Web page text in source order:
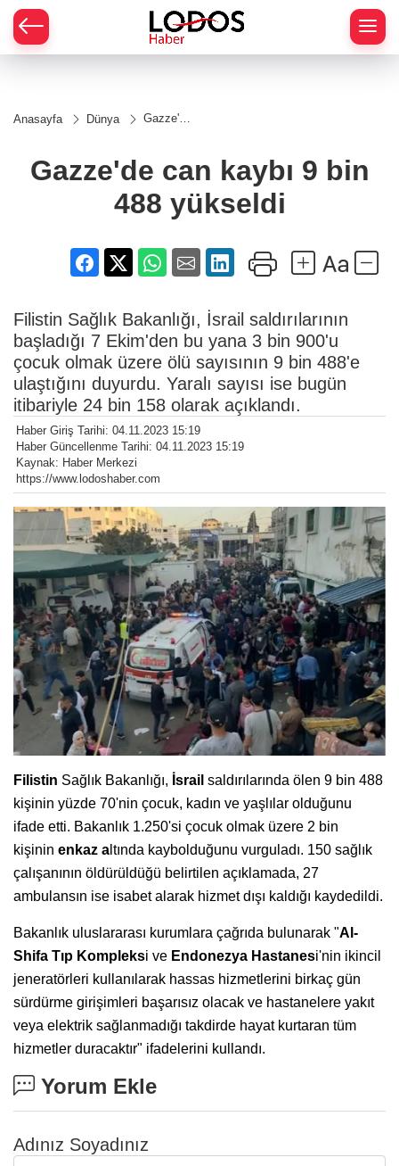
Anasayfa Dünya
Gazze'de
yükseldi
Gazze'de can kaybı 9 bin
488 yükseldi
Filistin Sağlık Bakanlığı, İsrail saldırılarının
başladığı 7 Ekim'den bu yana 3 bin 900'u
çocuk olmak üzere ölü sayısının 9 bin 488'e
ulaştığını duyurdu. Yaralı sayısı ise bugün
itibariyle 24 bin 158 olarak açıklandı.
Haber Giriş Tarihi: 04.11.2023 15:19
Haber Güncellenme Tarihi: 04.11.2023 15:19
Kaynak: Haber Merkezi
https://www.lodoshaber.com
Filistin Sağlık Bakanlığı, İsrail saldırılarında ölen 9 bin 488
kişinin yüzde 70'nin çocuk, kadın ve yaşlılar olduğunu
ifade etti. Bakanlık 1.250'si çocuk olmak üzere 2 bin
kişinin enkaz a ltında kaybolduğunu vurguladı. 150 sağlık
çalışanının öldürüldüğü belirtilen açıklamada, 27
ambulansın ise isabet alarak hizmet dışı kaldığı kaydedildi.
Bakanlık uluslararası kurumlara çağrıda bulunarak "Al-
Shifa Tıp Kompleksi ve Endonezya Hastanesi'nin ikincil
jeneratörleri kullanılarak hassas hizmetlerini birkaç gün
sürdürme girişimleri başarısız olacak ve hastanelere yakıt
veya elektrik sağlanmadığı takdirde hayat kurtaran tüm
hizmetler duracaktır" ifadelerini kullandı.
Yorum Ekle
Adınız Soyadınız